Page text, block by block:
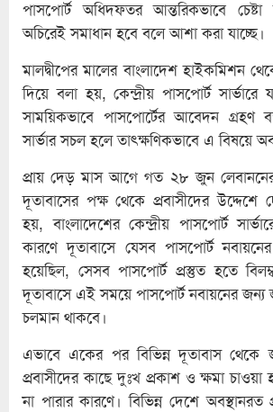
পাসপোর্ট অধিদফতর আন্তরিকভাবে চেষ্টা
অচিরেই সমাধান হবে বলে আশা করা যাচ্ছে।
মালদ্বীপের মালের বাংলাদেশ হাইকমিশন
দিয়ে বলা হয়, কেন্দ্রীয় পাসপোর্ট সার্ভারে
সাময়িকভাবে পাসপোর্টের আবেদন গ্রহণ
সার্ভার সচল হলে তাৎক্ষণিকভাবে এ বিষয়ে
প্রায় দেড় মাস আগে গত ২৮ জুন
দূতাবাসের পক্ষ থেকে প্রবাসীদের উদ্দেশে
হয়, বাংলাদেশের কেন্দ্রীয় পাসপোর্ট
কারণে দূতাবাসে যেসব পাসপোর্ট
হয়েছিল, সেসব পাসপোর্ট প্রস্তুত হতে
দূতাবাসে এই সময়ে পাসপোর্ট নবায়নের জন্য
চলমান থাকবে।
এভাবে একের পর বিভিন্ন দূতাবাস থেকে
প্রবাসীদের কাছে দুঃখ প্রকাশ ও ক্ষমা চাওয়া
না পারার কারণে। বিভিন্ন দেশে অবস্থানরত